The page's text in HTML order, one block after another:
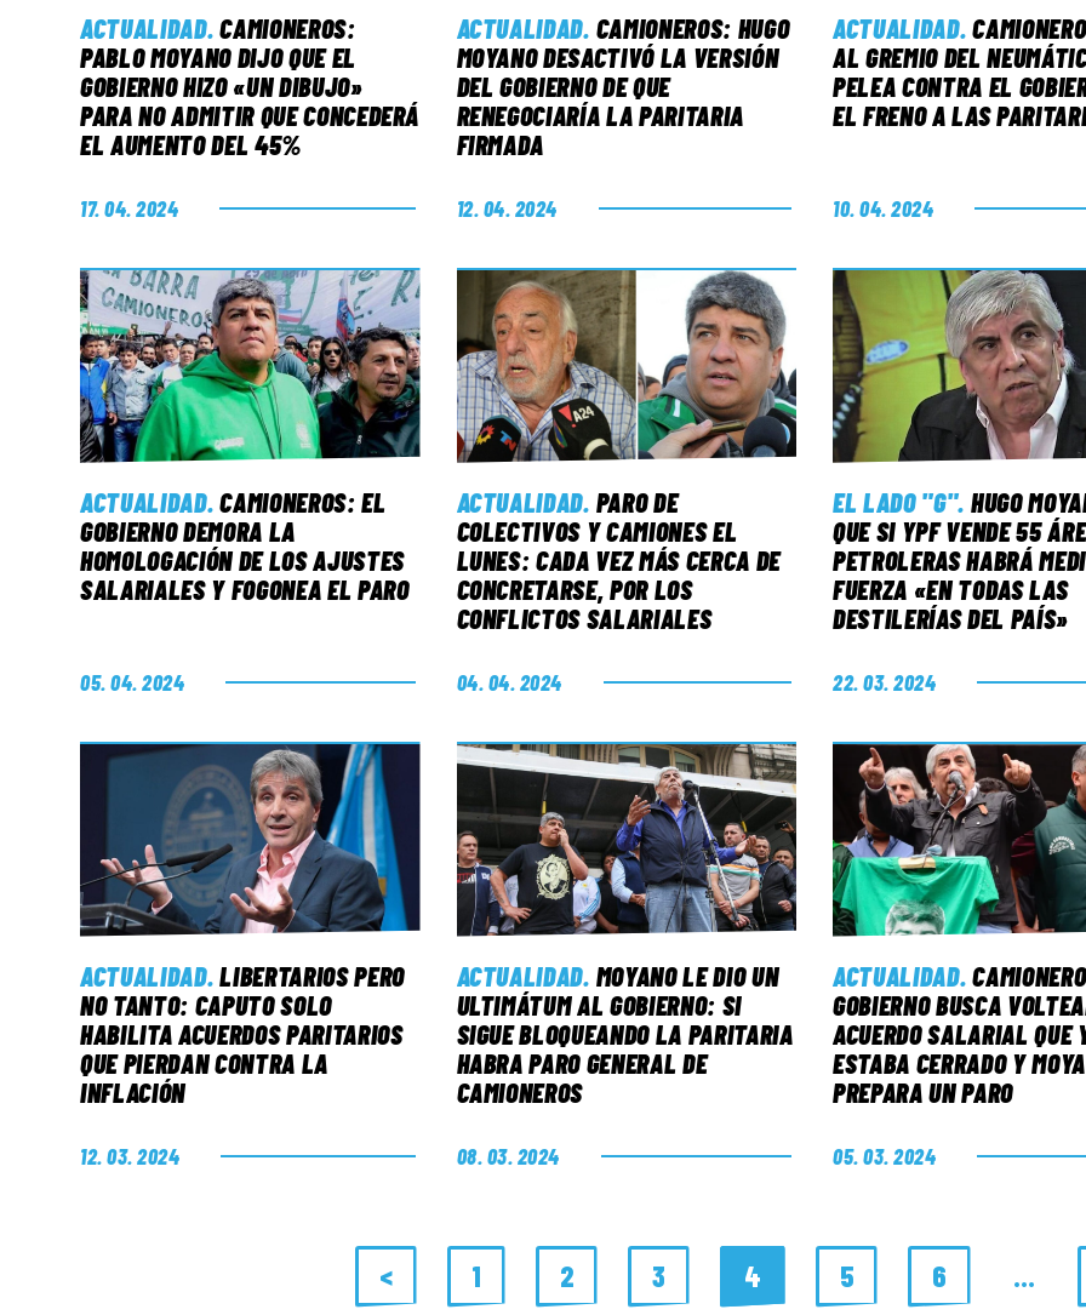
ACTUALIDAD. CAMIONEROS:
PABLO MOYANO DIJO QUE EL
GOBIERNO HIZO «UN DIBUJO»
PARA NO ADMITIR QUE CONCEDERÁ
EL AUMENTO DEL 45%
17. 04. 2024
ACTUALIDAD. CAMIONEROS: HUGO
MOYANO DESACTIVÓ LA VERSIÓN
DEL GOBIERNO DE QUE
RENEGOCIARÍA LA PARITARIA
FIRMADA
12. 04. 2024
ACTUALIDAD.
AL GREMIO DEL
PELEA CONTRA EL
EL FRENO A LAS
10. 04. 2024
ACTUALIDAD. CAMIONEROS: EL
GOBIERNO DEMORA LA
HOMOLOGACIÓN DE LOS AJUSTES
SALARIALES Y FOGONEA EL PARO
05. 04. 2024
ACTUALIDAD. PARO DE
COLECTIVOS Y CAMIONES EL
LUNES: CADA VEZ MÁS CERCA DE
CONCRETARSE, POR LOS
CONFLICTOS SALARIALES
04. 04. 2024
EL LADO "G". HUGO
QUE SI YPF VENDE 55
PETROLERAS HABRÁ
FUERZA «EN TODAS LAS
DESTILERÍAS DEL PAÍS»
22. 03. 2024
ACTUALIDAD. LIBERTARIOS PERO
NO TANTO: CAPUTO SOLO
HABILITA ACUERDOS PARITARIOS
QUE PIERDAN CONTRA LA
INFLACIÓN
12. 03. 2024
ACTUALIDAD. MOYANO LE DIO UN
ULTIMÁTUM AL GOBIERNO: SI
SIGUE BLOQUEANDO LA PARITARIA
HABRA PARO GENERAL DE
CAMIONEROS
08. 03. 2024
ACTUALIDAD.
GOBIERNO BUSCA
ACUERDO SALARIAL QUE
ESTABA CERRADO Y
PREPARA UN PARO
05. 03. 2024
< 1 2 3 4 5 6 …